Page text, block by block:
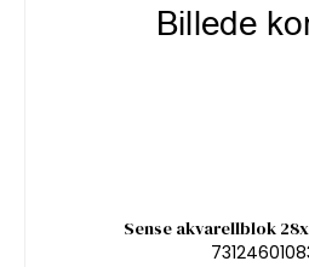
Sense akvarellblok